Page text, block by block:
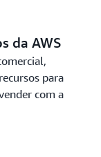
da AWS
para
com a